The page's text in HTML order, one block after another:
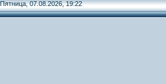
Пятница, 07.08.2026, 19:22